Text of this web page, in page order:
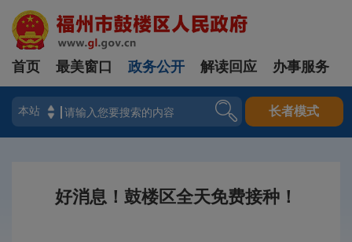
登录
首页 最美窗口 政务公开 解读回应 办事服务
长者模式
好消息！鼓楼区全天免费接种！